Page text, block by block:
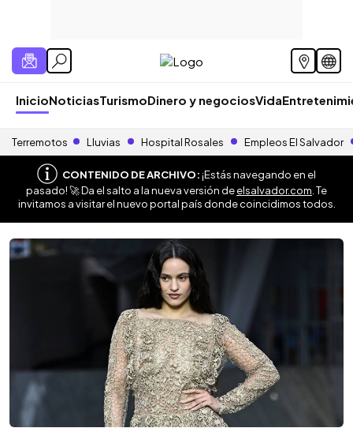
InicioNoticiasTurismoDinero y negociosVida
Terremotos Lluvias Hospital Rosales Empleos El Salvador
CONTENIDO DE ARCHIVO:¡Estás navegando en el
pasado! 🚀 Da el salto a la nueva versión deelsalvador.com . Te
invitamos a visitar el nuevo portal país donde coincidimos todos.